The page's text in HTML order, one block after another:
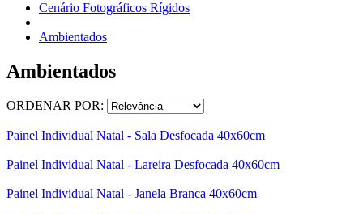
Cenário Fotográficos Rígidos
Ambientados
Ambientados
ORDENAR POR:
Painel Individual Natal - Sala Desfocada 40x60cm
Painel Individual Natal - Lareira Desfocada 40x60cm
Painel Individual Natal - Janela Branca 40x60cm